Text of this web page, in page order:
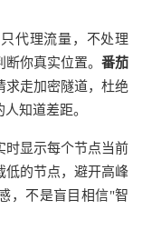
代理流量，不处理
你真实位置。 番茄
求走加密隧道，杜绝
知道差距。
时显示每个节点当前
低的节点，避开高峰
，不是盲目相信"智